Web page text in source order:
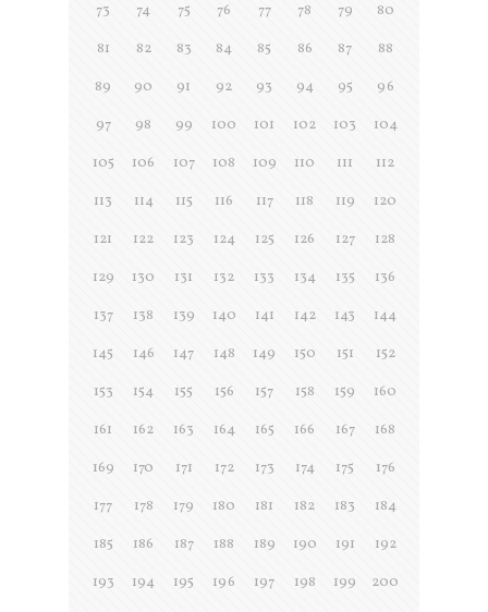
73
74 75 76 77 78 79
80
81
82 83 84 85 86 87
88
89
90 91 92 93 94 95
96
97
98 99 100 101 102 103
104
105
106 107 108 109 110 111
112
113
114 115 116 117 118 119
120
121
122 123 124 125 126 127
128
129
130 131 132 133 134 135
136
137
138 139 140 141 142 143
144
145
146 147 148 149 150 151
152
153
154 155 156 157 158 159
160
161
162 163 164 165 166 167
168
169
170 171 172 173 174 175
176
177
178 179 180 181 182 183
184
185
186 187 188 189 190 191
192
193
194 195 196 197 198 199
200